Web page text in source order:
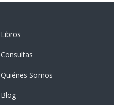
Libros
Consultas
Quiénes Somos
Blog